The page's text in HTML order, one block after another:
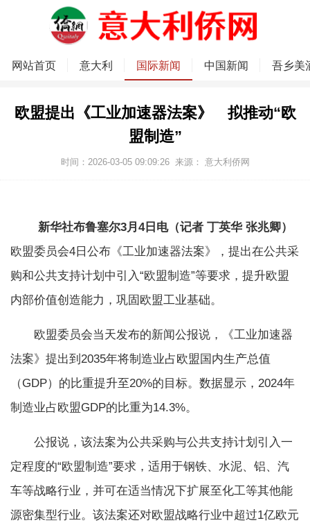
网站首页 意大利 国际新闻 中国新闻 吾乡美
欧盟提出《工业加速器法案》 拟推动“欧
盟制造”
时间：2026-03-05 09:09:26 来源： 意大利侨网
新华社布鲁塞尔3月4日电（记者 丁英华 张兆卿）
欧盟委员会4日公布《工业加速器法案》，提出在公共采
购和公共支持计划中引入“欧盟制造”等要求，提升欧盟
内部价值创造能力，巩固欧盟工业基础。
欧盟委员会当天发布的新闻公报说，《工业加速器
法案》提出到2035年将制造业占欧盟国内生产总值
（GDP）的比重提升至20%的目标。数据显示，2024年
制造业占欧盟GDP的比重为14.3%。
公报说，该法案为公共采购与公共支持计划引入一
定程度的“欧盟制造”要求，适用于钢铁、水泥、铝、汽
车等战略行业，并可在适当情况下扩展至化工等其他能
源密集型行业。该法案还对欧盟战略行业中超过1亿欧元